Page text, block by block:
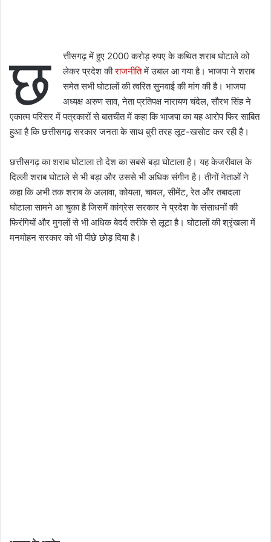
छ
त्तीसगढ़ में हुए 2000 करोड़ रुपए के कथित शराब घोटाले को
लेकर प्रदेश कीराजनीतिमें उबाल आ गया है। भाजपा ने शराब
समेत सभी घाेटालों की त्वरित सुनवाई की मांग की है। भाजपा
अध्यक्ष अरुण साव, नेता प्रतिपक्ष नारायण चंदेल, सौरभ सिंह ने
एकात्म परिसर में पत्रकारों से बातचीत में कहा कि भाजपा का यह आरोप फिर साबित
हुआ है कि छत्तीसगढ़ सरकार जनता के साथ बुरी तरह लूट-खसोट कर रही है।
छत्तीसगढ़ का शराब घोटाला तो देश का सबसे बड़ा घोटाला है। यह केजरीवाल के
दिल्ली शराब घोटाले से भी बड़ा और उससे भी अधिक संगीन है। तीनों नेताओं ने
कहा कि अभी तक शराब के अलावा, कोयला, चावल, सीमेंट, रेत औैर तबादला
घोटाला सामने आ चुका है जिसमें कांग्रेस सरकार ने प्रदेश के संसाधनों की
फिरंगियों और मुगलों से भी अधिक बेदर्द तरीके से लूटा है। घोटालों की श्रृंखला में
मनमोहन सरकार को भी पीछे छोड़ दिया है।